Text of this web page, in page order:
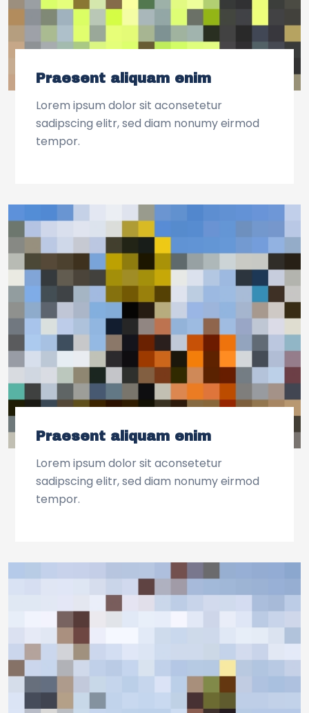
Praesent aliquam enim
Lorem ipsum dolor sit aconsetetur
sadipscing elitr, sed diam nonumy eirmod
tempor.
Praesent aliquam enim
Lorem ipsum dolor sit aconsetetur
sadipscing elitr, sed diam nonumy eirmod
tempor.